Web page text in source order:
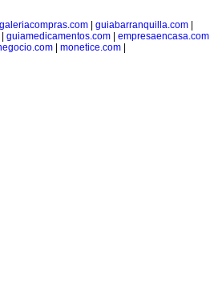
galeriacompras.com guiabarranquilla.com
guiamedicamentos.com| empresaencasa.com|
monetice.com